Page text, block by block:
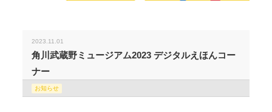
2023.11.01
角川武蔵野ミュージアム2023 デジタルえほんコー
ナー
お知らせ